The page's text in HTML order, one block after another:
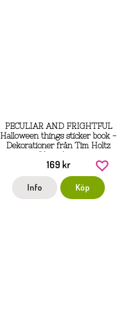
PECULIAR AND FRIGHTFUL
Halloween things sticker book -
Dekorationer från Tim Holtz
169 kr
Info Köp